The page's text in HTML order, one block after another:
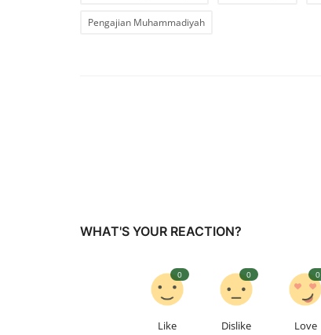
Pengajian Muhammadiyah
WHAT'S YOUR REACTION?
Like
0
Dislike
0
Love
0